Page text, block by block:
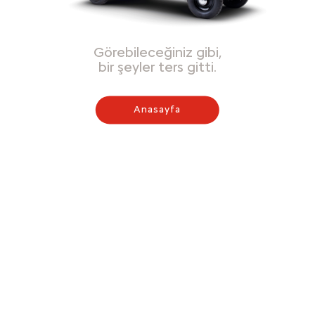
Görebileceğiniz gibi,
bir şeyler ters gitti.
Anasayfa